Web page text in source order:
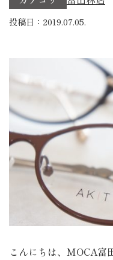
投稿日：2019.07.05.
こんにちは、MOCA富